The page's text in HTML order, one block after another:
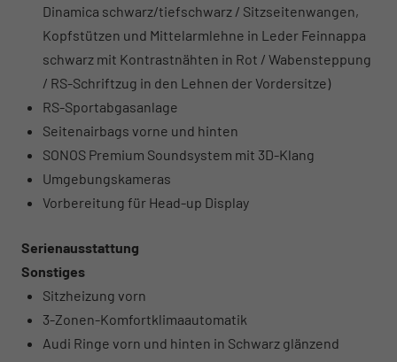
Dinamica schwarz/tiefschwarz / Sitzseitenwangen,
Kopfstützen und Mittelarmlehne in Leder Feinnappa
schwarz mit Kontrastnähten in Rot / Wabensteppung
/ RS-Schriftzug in den Lehnen der Vordersitze)
RS-Sportabgasanlage
Seitenairbags vorne und hinten
SONOS Premium Soundsystem mit 3D-Klang
Umgebungskameras
Vorbereitung für Head-up Display
Serienausstattung
Sonstiges
Sitzheizung vorn
3-Zonen-Komfortklimaautomatik
Audi Ringe vorn und hinten in Schwarz glänzend